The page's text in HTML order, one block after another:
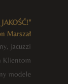
Marszał
jacuzzi
Klientom
modele